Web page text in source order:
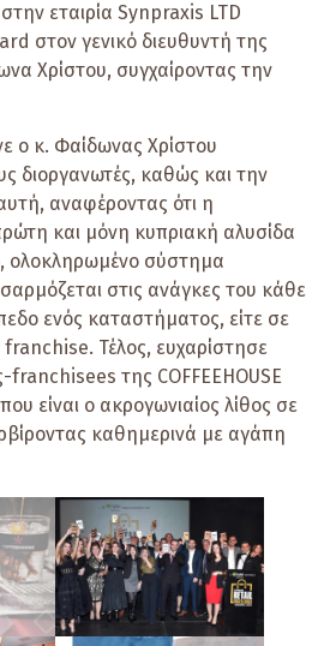
εταιρία Synpraxis LTD
στον γενικό διευθυντή της
Χρίστου, συγχαίροντας την
ο κ. Φαίδωνας Χρίστου
διοργανωτές, καθώς και την
αναφέροντας ότι η
και μόνη κυπριακή αλυσίδα
ολοκληρωμένο σύστημα
στις ανάγκες του κάθε
ενός καταστήματος, είτε σε
Τέλος, ευχαρίστησε
της COFFEEHOUSE
είναι ο ακρογωνιαίος λίθος σε
καθημερινά με αγάπη